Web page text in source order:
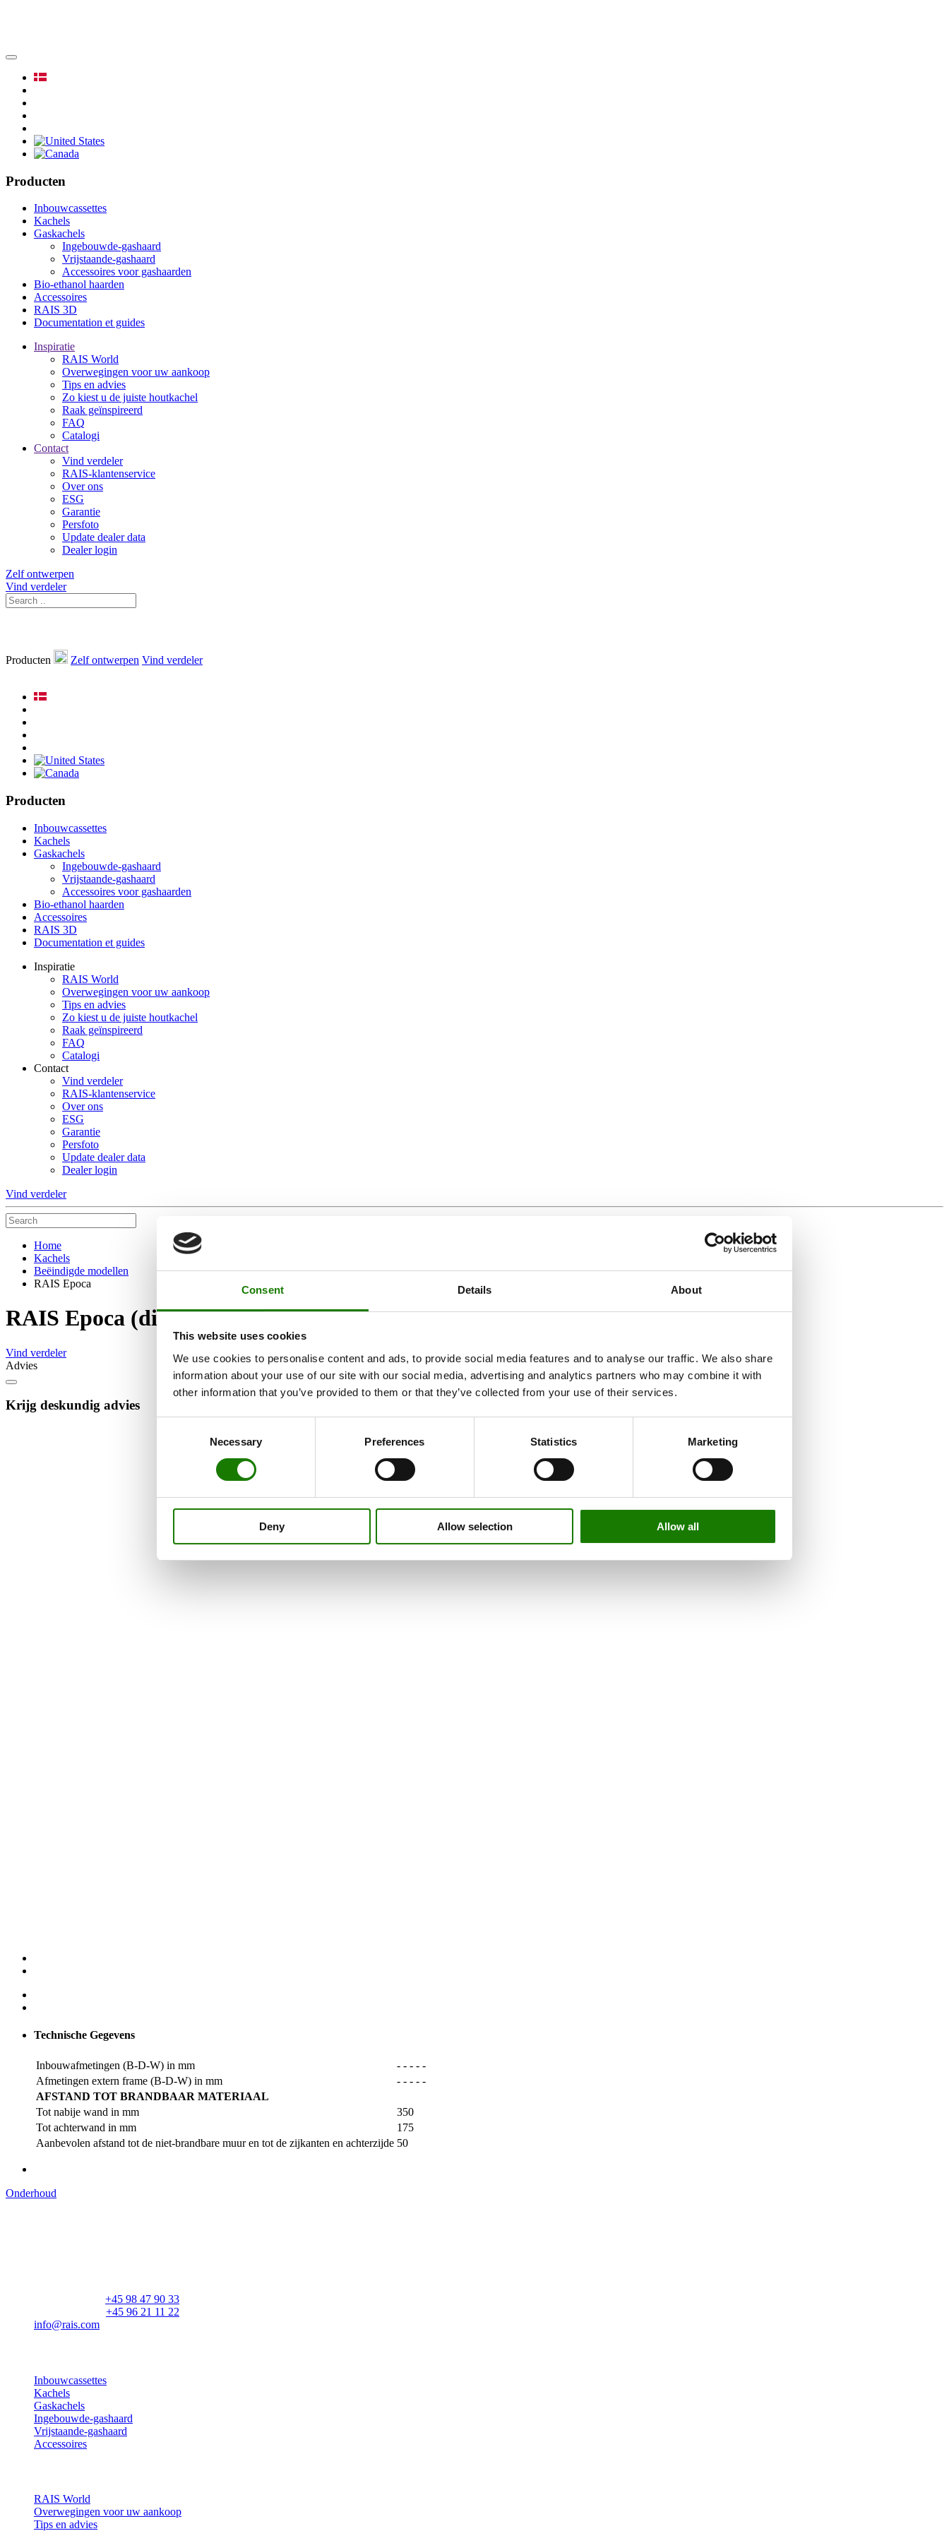
Consent Details About
This website uses cookies
We use cookies to personalise content and ads, to provide social media features and to analyse our traffic. We also share
information about your use of our site with our social media, advertising and analytics partners who may combine it with
other information that you’ve provided to them or that they’ve collected from your use of their services.
Necessary Preferences Statistics Marketing
Deny Allow selection Allow all
Producten
Inbouwcassettes
Kachels
Gaskachels
Ingebouwde-gashaard
Vrijstaande-gashaard
Accessoires voor gashaarden
Bio-ethanol haarden
Accessoires
RAIS 3D
Documentation et guides
Inspiratie
RAIS World
Overwegingen voor uw aankoop
Tips en advies
Zo kiest u de juiste houtkachel
Raak geïnspireerd
FAQ
Catalogi
Contact
Vind verdeler
RAIS-klantenservice
Over ons
ESG
Garantie
Persfoto
Update dealer data
Dealer login
Zelf ontwerpen
Vind verdeler
Producten Zelf ontwerpen Vind verdeler
Producten
Inbouwcassettes
Kachels
Gaskachels
Ingebouwde-gashaard
Vrijstaande-gashaard
Accessoires voor gashaarden
Bio-ethanol haarden
Accessoires
RAIS 3D
Documentation et guides
Inspiratie
RAIS World
Overwegingen voor uw aankoop
Tips en advies
Zo kiest u de juiste houtkachel
Raak geïnspireerd
FAQ
Catalogi
Contact
Vind verdeler
RAIS-klantenservice
Over ons
ESG
Garantie
Persfoto
Update dealer data
Dealer login
Vind verdeler
Home
Kachels
Beëindigde modellen
RAIS Epoca
RAIS Epoca (discontinued)
Vind verdeler
Advies
Krijg deskundig advies
Technische Gegevens
Inbouwafmetingen (B-D-W) in mm
- - - - -
Afmetingen extern frame (B-D-W) in mm
- - - - -
AFSTAND TOT BRANDBAAR MATERIAAL
Tot nabije wand in mm
350
Tot achterwand in mm
175
Aanbevolen afstand tot de niet-brandbare muur en tot de zijkanten en achterzijde 50
Onderhoud
+45 98 47 90 33
+45 96 21 11 22
info@rais.com
Inbouwcassettes
Kachels
Gaskachels
Ingebouwde-gashaard
Vrijstaande-gashaard
Accessoires
RAIS World
Overwegingen voor uw aankoop
Tips en advies